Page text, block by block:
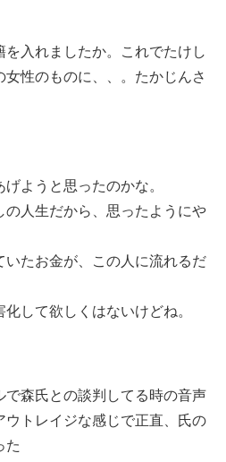
入れましたか。これでたけし
性のものに、、。たかじんさ
ようと思ったのかな。
人生だから、思ったようにや
たお金が、この人に流れるだ
して欲しくはないけどね。
で森氏との談判してる時の音声
ウトレイジな感じで正直、氏の
た